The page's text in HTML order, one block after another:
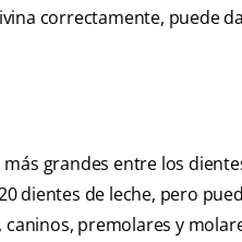
correctamente, puede
grandes entre los
dientes de leche, pero
premolares y